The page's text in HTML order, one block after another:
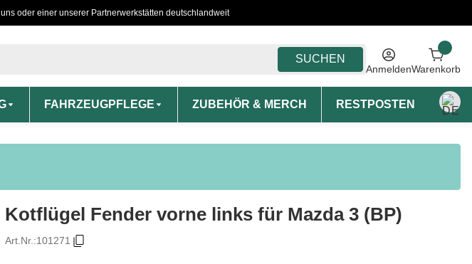
oder einer unserer Partnerwerkstätten deutschlandweit
SUCHEN
AnmeldenWarenkorb
FAHRZEUGPFLEGE ZUBEHÖR & MERCH RESTPOSTEN
Kotflügel Fender vorne links für Mazda 3 (BP)
Art.Nr.:101271